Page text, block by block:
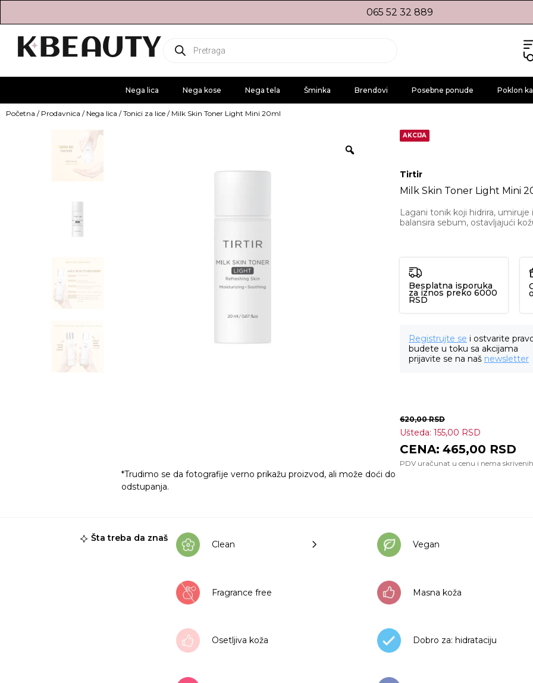
065 52 32 889
Products
search
Nega lica Nega kose Nega tela Šminka Brendovi Posebne ponude Poklon
Početna / Prodavnica / Nega lica /Tonici za lice / Milk Skin Toner Light Mini 20ml
AKCIJA
Tirtir
Milk Skin Toner Light Mini
Lagani tonik koji hidrira,
balansira sebum, ostavljajući
Besplatna isporuka
za iznos preko 6000
RSD
Registrujte se i ostvarite
budete u toku sa akcijama
prijavite se na naš newsletter
620,00RSD
Ušteda: 155,00 RSD
465,00 RSD
*Trudimo se da fotografije verno prikažu proizvod, ali može doći do
odstupanja.
Šta treba da znaš
Clean Vegan
Fragrance free Masna koža
Osetljiva koža Dobro za: hidrataciju